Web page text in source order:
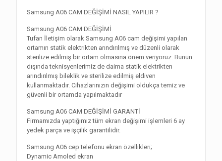
Samsung A06 CAM DEĞİŞİMİ NASIL YAPILIR ?
Samsung A06 CAM DEĞİŞİMİ
Tufan İletişim olarak Samsung A06 cam değişimi yapılan
ortamın statik elektrikten arındırılmış ve düzenli olarak
sterilize edilmiş bir ortam olmasına önem veriyoruz. Bunun
dışında teknisyenlerimiz de daima statik elektrikten
arındırılmış bileklik ve sterilize edilmiş eldiven
kullanmaktadır. Cihazlarınızın değişimi oldukça temiz ve
güvenli bir ortamda yapılmaktadır
Samsung A06 CAM DEĞİŞİMİ GARANTİ
Firmamızda yaptığımız tüm ekran değişimi işlemleri 6 ay
yedek parça ve işçilik garantilidir.
Samsung A06 cep telefonu ekran özellikleri;
Dynamic Amoled ekran